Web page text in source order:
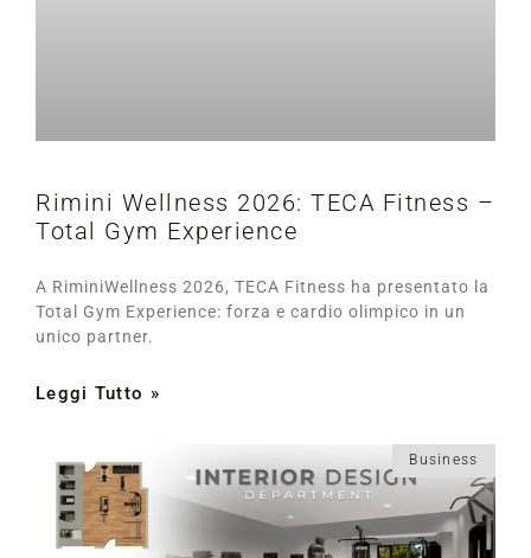
Rimini Wellness 2026: TECA Fitness –
Total Gym Experience
A RiminiWellness 2026, TECA Fitness ha presentato la
Total Gym Experience: forza e cardio olimpico in un
unico partner.
Leggi Tutto »
Business